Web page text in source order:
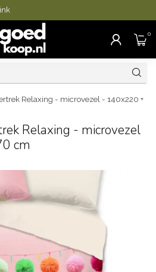
0
Relaxing - microvezel - 140x220 +
Relaxing - microvezel
cm